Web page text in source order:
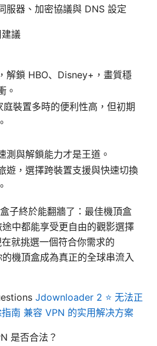
服器、加密協議與 DNS 設定
議
解鎖 HBO、Disney+，畫質穩
。
裝置多時的便利性高，但初期
測與解鎖能力才是王道。
遊，選擇跨裝置支援與快速切換
子終於能翻牆了：最佳機頂盒
中都能享受更自由的觀影選擇
就挑選一個符合你需求的
機頂盒成為真正的全球串流入
Jdownloader 2 ⭐ 无法正
南 兼容 VPN 的实用解决方案
是否合法？